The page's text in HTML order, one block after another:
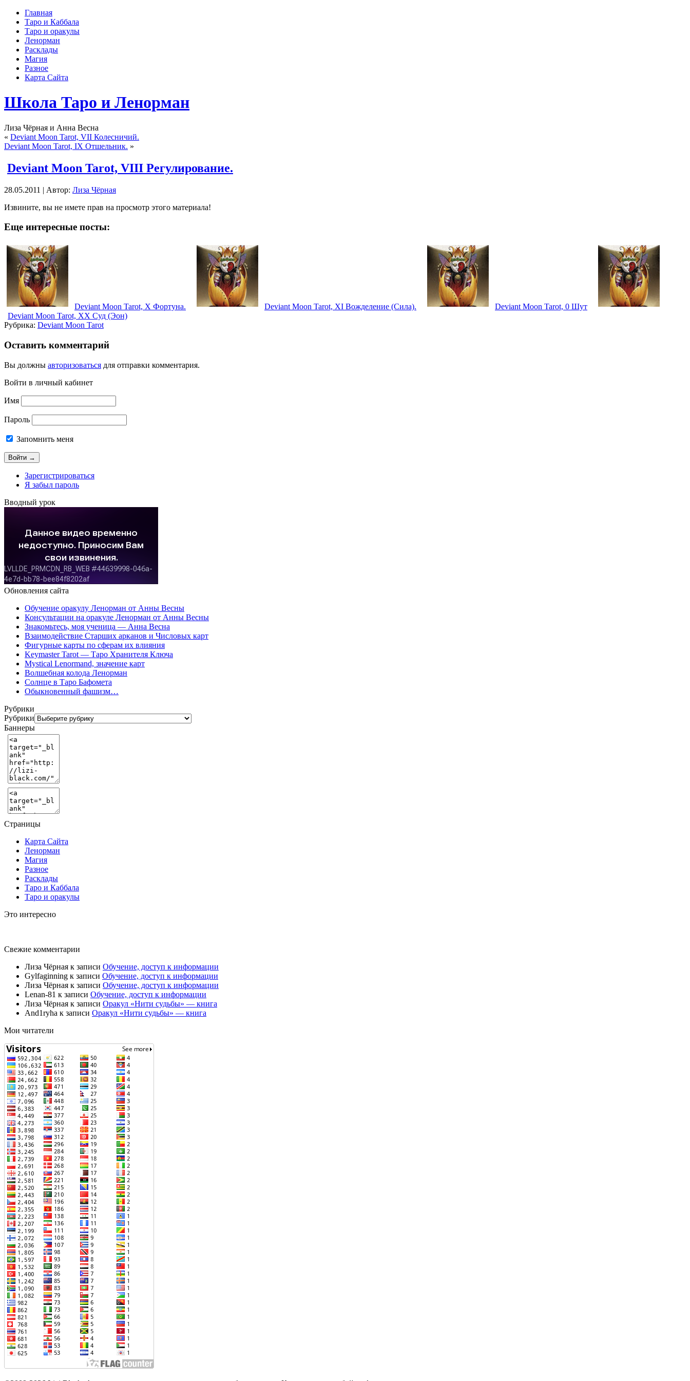
Главная
Таро и Каббала
Таро и оракулы
Ленорман
Расклады
Магия
Разное
Карта Сайта
Школа Таро и Ленорман
Лиза Чёрная и Анна Весна
« Deviant Moon Tarot, VII Колесничий.
Deviant Moon Tarot, IX Отшельник. »
Deviant Moon Tarot, VIII Регулирование.
28.05.2011 | Автор: Лиза Чёрная
Извините, вы не имете прав на просмотр этого материала!
Еще интересные посты:
Deviant Moon Tarot, X Фортуна. Deviant Moon Tarot, XI Вожделение (Сила).
Deviant Moon Tarot, 0 Шут
Deviant Moon Tarot, ХХ Суд (Эон)
Рубрика: Deviant Moon Tarot
Оставить комментарий
Вы должны авторизоваться для отправки комментария.
Войти в личный кабинет
Имя
Пароль
Запомнить меня
Зарегистрироваться
Я забыл пароль
Вводный урок
Обновления сайта
Обучение оракулу Ленорман от Анны Весны
Консультации на оракуле Ленорман от Анны Весны
Знакомьтесь, моя ученица — Анна Весна
Взаимодействие Старших арканов и Числовых карт
Фигурные карты по сферам их влияния
Keymaster Tarot — Таро Хранителя Ключа
Mystical Lenormand, значение карт
Волшебная колода Ленорман
Солнце в Таро Бафомета
Обыкновенный фашизм…
Рубрики
Рубрики
Баннеры
Страницы
Карта Сайта
Ленорман
Магия
Разное
Расклады
Таро и Каббала
Таро и оракулы
Это интересно
Свежие комментарии
Лиза Чёрная к записи Обучение, доступ к информации
Gylfaginning к записи Обучение, доступ к информации
Лиза Чёрная к записи Обучение, доступ к информации
Lenan-81 к записи Обучение, доступ к информации
Лиза Чёрная к записи Оракул «Нити судьбы» — книга
And1ryha к записи Оракул «Нити судьбы» — книга
Мои читатели